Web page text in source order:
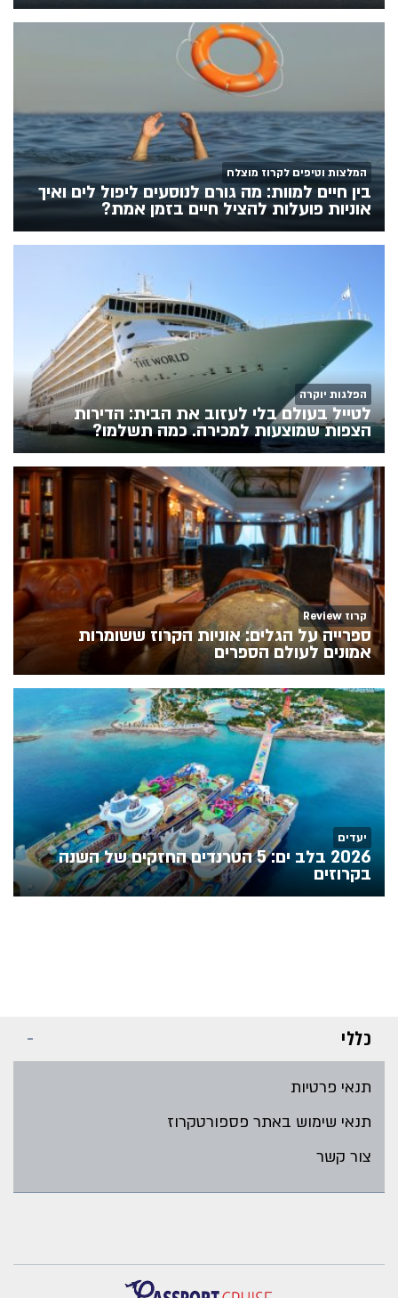
המלצות וטיפים לקרוז מוצלח
בין חיים למוות: מה גורם לנוסעים ליפול לים ואיך
אוניות פועלות להציל חיים בזמן אמת?
הפלגות יוקרה
לטייל בעולם בלי לעזוב את הבית: הדירות
הצפות שמוצעות למכירה. כמה תשלמו?
קרוז Review
ספרייה על הגלים: אוניות הקרוז ששומרות
אמונים לעולם הספרים
יעדים
2026 בלב ים: 5 הטרנדים החזקים של השנה
בקרוזים
כללי
תנאי פרטיות
תנאי שימוש באתר פספורטקרוז
צור קשר